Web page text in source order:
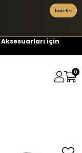
İncele›
için
0